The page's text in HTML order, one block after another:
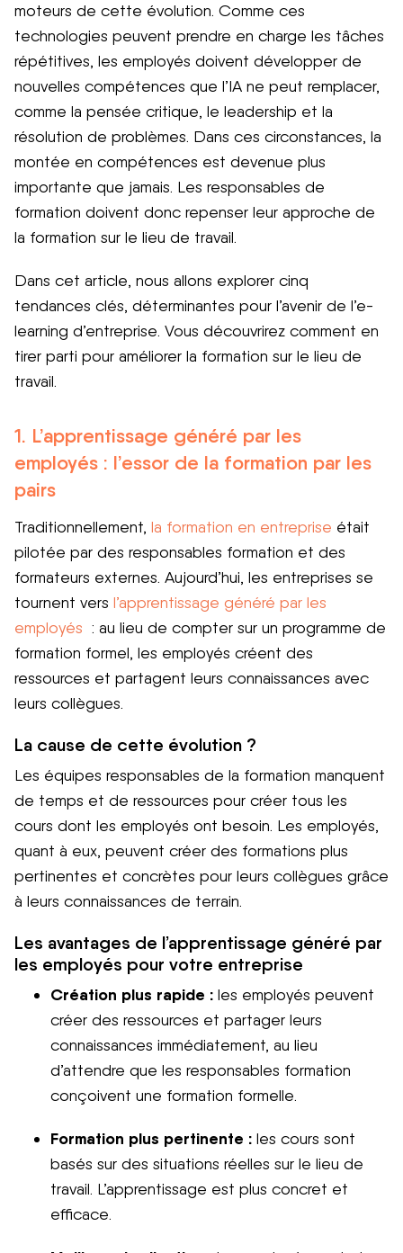
moteurs de cette évolution. Comme ces
technologies peuvent prendre en charge les tâches
répétitives, les employés doivent développer de
nouvelles compétences que l’IA ne peut remplacer,
comme la pensée critique, le leadership et la
résolution de problèmes. Dans ces circonstances, la
montée en compétences est devenue plus
importante que jamais. Les responsables de
formation doivent donc repenser leur approche de
la formation sur le lieu de travail.
Dans cet article, nous allons explorer cinq
tendances clés, déterminantes pour l’avenir de l’e-
learning d’entreprise. Vous découvrirez comment en
tirer parti pour améliorer la formation sur le lieu de
travail.
1. L’apprentissage généré par les
employés : l’essor de la formation par les
pairs
Traditionnellement, la formation en entreprise était
pilotée par des responsables formation et des
formateurs externes. Aujourd’hui, les entreprises se
tournent vers l’apprentissage généré par les
employés : au lieu de compter sur un programme de
formation formel, les employés créent des
ressources et partagent leurs connaissances avec
leurs collègues.
La cause de cette évolution ?
Les équipes responsables de la formation manquent
de temps et de ressources pour créer tous les
cours dont les employés ont besoin. Les employés,
quant à eux, peuvent créer des formations plus
pertinentes et concrètes pour leurs collègues grâce
à leurs connaissances de terrain.
Les avantages de l’apprentissage généré par
les employés pour votre entreprise
Création plus rapide : les employés peuvent
créer des ressources et partager leurs
connaissances immédiatement, au lieu
d’attendre que les responsables formation
conçoivent une formation formelle.
Formation plus pertinente : les cours sont
basés sur des situations réelles sur le lieu de
travail. L’apprentissage est plus concret et
efficace.